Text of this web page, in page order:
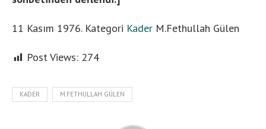
11 Kasım 1976. Kategori Kader M.Fethullah Gülen
Post Views: 274
KADER M.FETHULLAH GÜLEN